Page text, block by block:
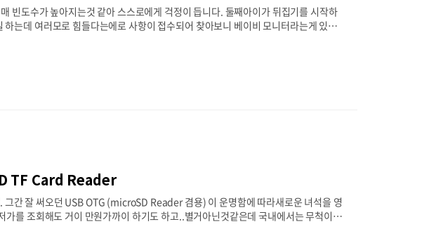
빈도수가 높아지는것 같아 스스로에게 걱정이 듭니다. 둘째아이가 뒤집기를 시작하
는데 여러모로 힘들다는에로 사항이 접수되어 찾아보니 베이비 모니터라는게 있더
연결되어 볼 수 있는 제품을 찾게되었습니다. 그래서 최종 2개의 제품이 남았는데요.
TF Card Reader
간 잘 써오던 USB OTG (microSD Reader 겸용) 이 운명함에 따라새로운 녀석을 영
를 조회해도 거이 만원가까이 하기도 하고..별거아닌것같은데 국내에서는 무척이나